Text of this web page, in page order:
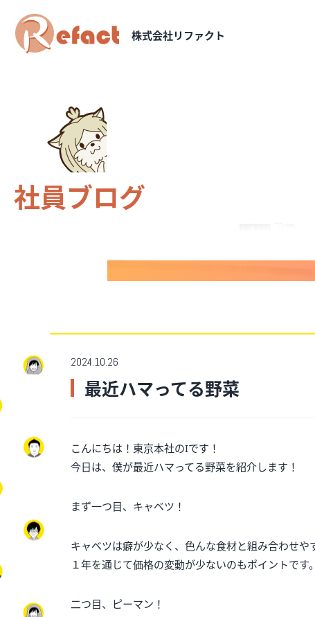
株式会社リファクト
社員ブログ
2024.10.26
最近ハマってる野菜
こんにちは！東京本社のIです！
今日は、僕が最近ハマってる野菜を紹介します！
まず一つ目、キャベツ！
キャベツは癖が少なく、色んな食材と組み合わせや
１年を通じて価格の変動が少ないのもポイントです。
二つ目、ピーマン！